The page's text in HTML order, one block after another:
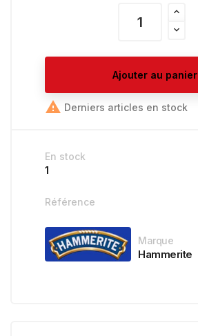
Ajouter au panier
 Derniers articles en stock
En stock
1
Référence
Marque
Hammerite